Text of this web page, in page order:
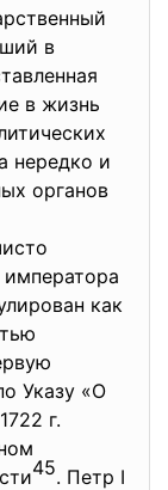
в
в жизнь
нередко и
органов
как
Указу «О
г.
45. Петр I